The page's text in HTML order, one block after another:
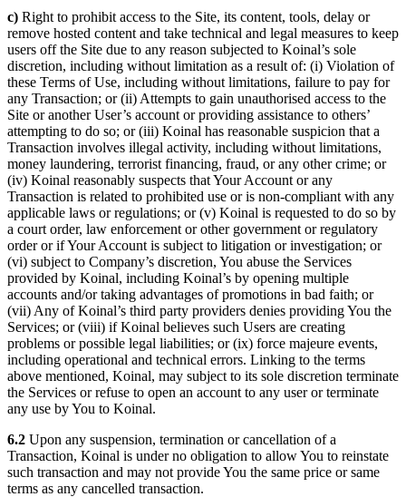
c) Right to prohibit access to the Site, its content, tools, delay or
remove hosted content and take technical and legal measures to keep
users off the Site due to any reason subjected to Koinal’s sole
discretion, including without limitation as a result of: (i) Violation of
these Terms of Use, including without limitations, failure to pay for
any Transaction; or (ii) Attempts to gain unauthorised access to the
Site or another User’s account or providing assistance to others’
attempting to do so; or (iii) Koinal has reasonable suspicion that a
Transaction involves illegal activity, including without limitations,
money laundering, terrorist financing, fraud, or any other crime; or
(iv) Koinal reasonably suspects that Your Account or any
Transaction is related to prohibited use or is non-compliant with any
applicable laws or regulations; or (v) Koinal is requested to do so by
a court order, law enforcement or other government or regulatory
order or if Your Account is subject to litigation or investigation; or
(vi) subject to Company’s discretion, You abuse the Services
provided by Koinal, including Koinal’s by opening multiple
accounts and/or taking advantages of promotions in bad faith; or
(vii) Any of Koinal’s third party providers denies providing You the
Services; or (viii) if Koinal believes such Users are creating
problems or possible legal liabilities; or (ix) force majeure events,
including operational and technical errors. Linking to the terms
above mentioned, Koinal, may subject to its sole discretion terminate
the Services or refuse to open an account to any user or terminate
any use by You to Koinal.
6.2 Upon any suspension, termination or cancellation of a
Transaction, Koinal is under no obligation to allow You to reinstate
such transaction and may not provide You the same price or same
terms as any cancelled transaction.